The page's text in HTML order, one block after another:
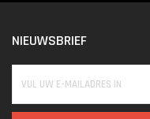
NIEUWSBRIEF